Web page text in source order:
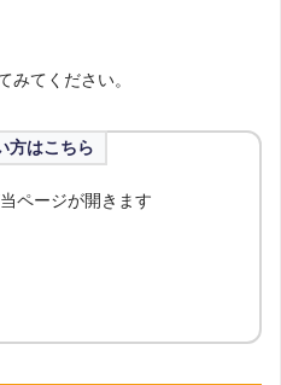
みてください。
方はこちら
ページが開きます